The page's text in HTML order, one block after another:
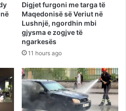
Digjet furgoni me targa të
Maqedonisë së Veriut në
Lushnjë, ngordhin mbi
gjysma e zogjve të
ngarkesës
11 hours ago